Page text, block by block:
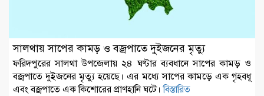
সালথায় সাপের কামড় ও বজ্রপাতে দুইজনের মৃত্যু
‎ফরিদপুরের সালথা উপজেলায় ২৪ ঘণ্টার ব্যবধানে সাপের কামড় ও
বজ্রপাতে দুইজনের মৃত্যু হয়েছে। এর মধ্যে সাপের কামড়ে এক গৃহবধূ
এবং বজ্রপাতে এক কিশোরের প্রাণহানি ঘটে।বিস্তারিত